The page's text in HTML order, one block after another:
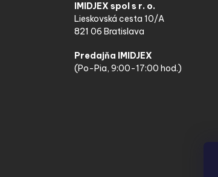
IMIDJEX spol s r. o.
Lieskovská cesta 10/A
821 06 Bratislava
Predajňa IMIDJEX
(Po-Pia, 9:00-17:00 hod.)